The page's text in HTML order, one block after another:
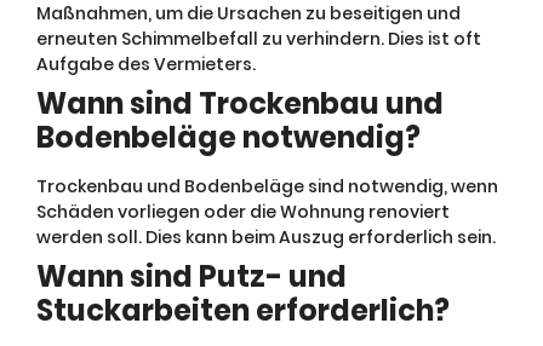
Maßnahmen, um die Ursachen zu beseitigen und
erneuten Schimmelbefall zu verhindern. Dies ist oft
Aufgabe des Vermieters.
Wann sind Trockenbau und
Bodenbeläge notwendig?
Trockenbau und Bodenbeläge sind notwendig, wenn
Schäden vorliegen oder die Wohnung renoviert
werden soll. Dies kann beim Auszug erforderlich sein.
Wann sind Putz- und
Stuckarbeiten erforderlich?